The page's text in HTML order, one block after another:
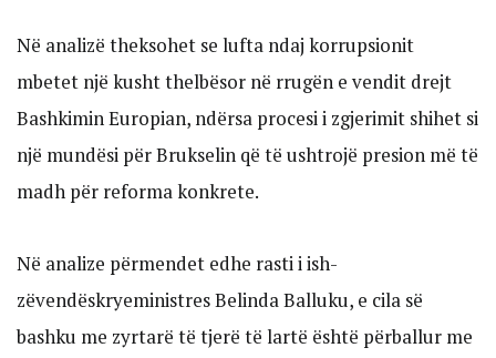
Në analizë theksohet se lufta ndaj korrupsionit
mbetet një kusht thelbësor në rrugën e vendit drejt
Bashkimin Europian, ndërsa procesi i zgjerimit shihet si
një mundësi për Brukselin që të ushtrojë presion më të
madh për reforma konkrete.
Në analize përmendet edhe rasti i ish-
zëvendëskryeministres Belinda Balluku, e cila së
bashku me zyrtarë të tjerë të lartë është përballur me